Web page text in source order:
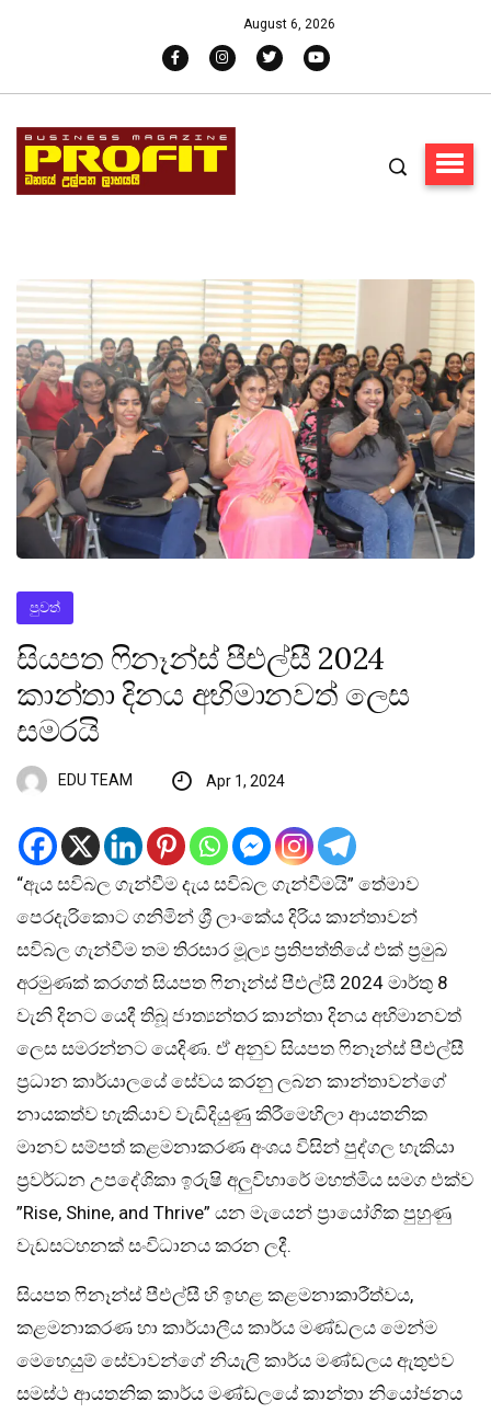
August 6, 2026
පුවත්
සියපත ෆිනෑන්ස් පීඑල්සී 2024
කාන්තා දිනය අභිමානවත් ලෙස
සමරයි
EDU TEAM Apr 1, 2024
“ඇය සවිබල ගැන්වීම දැය සවිබල ගැන්වීමයි” තේමාව
පෙරදැරිකොට ගනිමින් ශ්‍රී ලාංකේය දිරිය කාන්තාවන්
සවිබල ගැන්වීම තම තිරසාර මූල්‍ය ප්‍රතිපත්තියේ එක් ප්‍රමුඛ
අරමුණක් කරගත් සියපත ෆිනෑන්ස් පීඑල්සී 2024 මාර්තු 8
වැනි දිනට යෙදී තිබූ ජාත්‍යන්තර කාන්තා දිනය අභිමානවත්
ලෙස සමරන්නට යෙදිණ. ඒ අනුව සියපත ෆිනෑන්ස් පීඑල්සී
ප්‍රධාන කාර්යාලයේ සේවය කරනු ලබන කාන්තාවන්ගේ
නායකත්ව හැකියාව වැඩිදියුණු කිරීමෙහිලා ආයතනික
මානව සම්පත් කළමනාකරණ අංශය විසින් පුද්ගල හැකියා
ප්‍රවර්ධන උපදේශිකා ඉරුෂි අලුවිහාරේ මහත්මිය සමග එක්ව
”Rise, Shine, and Thrive” යන මැයෙන් ප්‍රායෝගික පුහුණු
වැඩසටහනක් සංවිධානය කරන ලදී.
සියපත ෆිනෑන්ස් පීඑල්සී හි ඉහළ කළමනාකාරීත්වය,
කළමනාකරණ හා කාර්යාලීය කාර්ය මණ්ඩලය මෙන්ම
මෙහෙයුම් සේවාවන්ගේ නියැලි කාර්ය මණ්ඩලය ඇතුළුව
සමස්ථ ආයතනික කාර්ය මණ්ඩලයේ කාන්තා නියෝජනය